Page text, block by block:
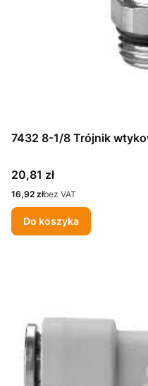
7432 8-1/8 Trójnik
Cena
20,81 zł
Cena
16,92 złbez VAT
Do koszyka